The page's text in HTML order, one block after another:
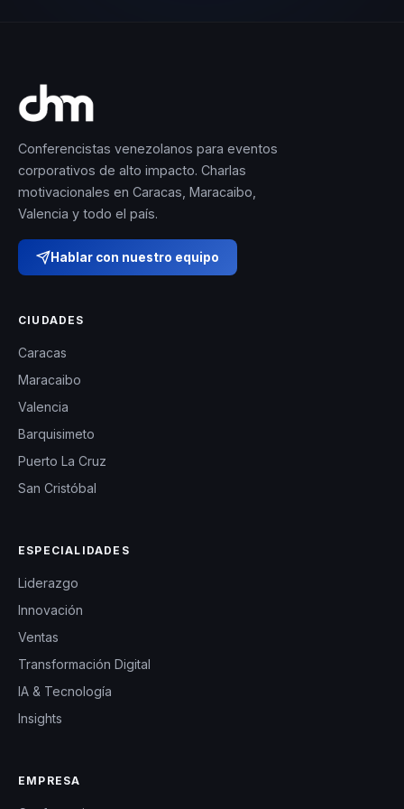
Conferencistas venezolanos para eventos
corporativos de alto impacto. Charlas
motivacionales en Caracas, Maracaibo,
Valencia y todo el país.
Hablar con nuestro equipo
CIUDADES
Caracas
Maracaibo
Valencia
Barquisimeto
Puerto La Cruz
San Cristóbal
ESPECIALIDADES
Liderazgo
Innovación
Ventas
Transformación Digital
IA & Tecnología
Insights
EMPRESA